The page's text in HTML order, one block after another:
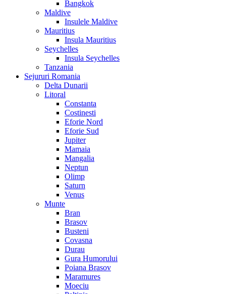
Bangkok
Maldive
Insulele Maldive
Mauritius
Insula Mauritius
Seychelles
Insula Seychelles
Tanzania
Sejururi Romania
Delta Dunarii
Litoral
Constanta
Costinesti
Eforie Nord
Eforie Sud
Jupiter
Mamaia
Mangalia
Neptun
Olimp
Saturn
Venus
Munte
Bran
Brasov
Busteni
Covasna
Durau
Gura Humorului
Poiana Brasov
Maramures
Moeciu